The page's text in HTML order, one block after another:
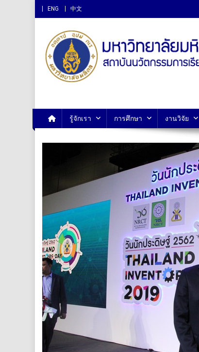
ENG 中文
สถาบันนวัตกรรมการเ
รู้จักเรา การศึกษา งานวิจัย